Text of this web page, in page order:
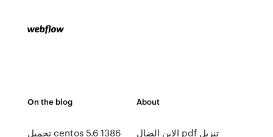
On the blog
تحميل centos 5.6 1386
About
الابن الضال pdf تنزيل